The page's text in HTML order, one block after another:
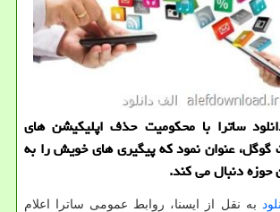
ساترا با محکومیت حذف اپلیکیشن های
گوگل، عنوان نمود که پیگیری های خویش را به
دنبال می کند.
به نقل از ایسنا، روابط عمومی ساترا اعلام